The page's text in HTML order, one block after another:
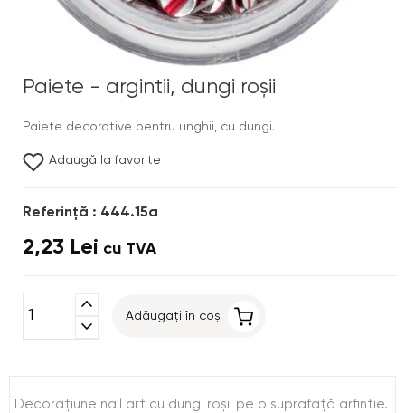
Paiete - argintii, dungi roşii
Paiete decorative pentru unghii, cu dungi.
Adaugă la favorite
Referinţă : 444.15a
2,23 Lei cu TVA
expand_less
expand_more
Adăugați în coș
Decoraţiune nail art cu dungi roşii pe o suprafaţă arfintie.